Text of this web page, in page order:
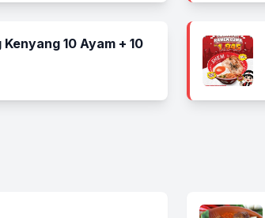
10 Ayam + 10